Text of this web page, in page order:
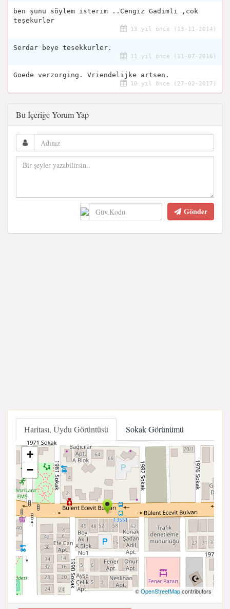
ben şunu söylem isterim ..Cengiz Gadimli ,cok
teşekurler
13 yıl önce (13-11-2014)
Serdar beye tesekkurler.
11 yıl önce (11-07-2016)
Goede verzorging. Vriendelijke artsen.
10 yıl önce (27-02-2017)
Bu İçeriğe Yorum Yap
Gönder
Haritası, Uydu Görüntüsü Sokak Görünümü
+
−
©OpenStreetMapcontributors